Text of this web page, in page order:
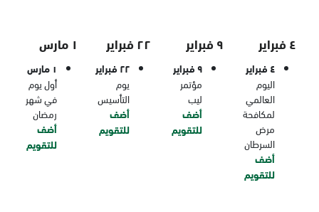
٤ فبراير
٤ فبراير
اليوم
العالمي
لمكافحة
مرض
السرطان
أضف
للتقويم
٩ فبراير
٩ فبراير
مؤتمر
ليب
أضف
للتقويم
٢٢ فبراير
٢٢ فبراير
يوم
التأسيس
أضف
للتقويم
١ مارس
١ مارس
أول يوم
في شهر
رمضان
أضف
للتقويم